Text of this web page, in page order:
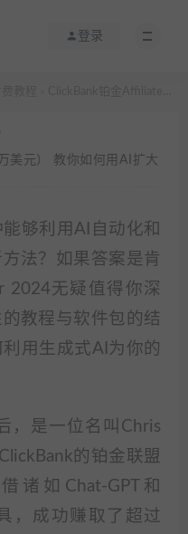
登录
美元） 教你如何用AI扩大
够利用AI自动化和
法？如果答案是肯
2024无疑值得你深
教程与软件包的结
用生成式AI为你的
，是一位名叫Chris
的铂金联盟
诸如Chat-GPT和
，成功赚取了超过